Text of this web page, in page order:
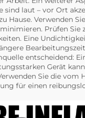
sind laut – vor Ort
Hause. Verwenden
Prüfen Sie
Eine
entscheidend:
Gerät
Sie die vom
für einen